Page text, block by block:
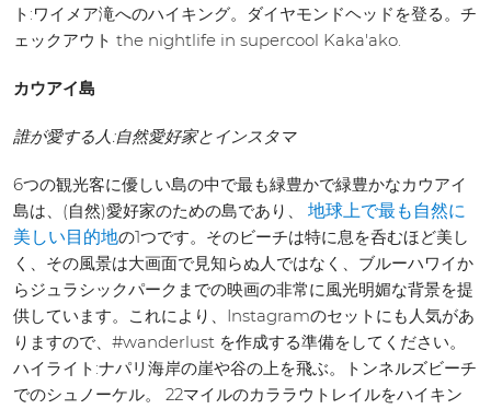
ト:ワイメア滝へのハイキング。ダイヤモンドヘッドを登る。チ
ェックアウト the nightlife in supercool Kaka'ako.
カウアイ島
誰が愛する人:自然愛好家とインスタマ
6つの観光客に優しい島の中で最も緑豊かで緑豊かなカウアイ
島は、(自然)愛好家のための島であり、 地球上で最も自然に
美しい目的地の1つです。そのビーチは特に息を呑むほど美し
く、その風景は大画面で見知らぬ人ではなく、ブルーハワイか
らジュラシックパークまでの映画の非常に風光明媚な背景を提
供しています。これにより、Instagramのセットにも人気があ
りますので、#wanderlust を作成する準備をしてください。
ハイライト:ナパリ海岸の崖や谷の上を飛ぶ。トンネルズビーチ
でのシュノーケル。 22マイルのカララウトレイルをハイキン